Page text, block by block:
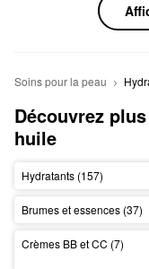
Soins pour la peau
Découvrez
huile
Hydratants (157)
Brumes et essences (37)
Crèmes BB et CC (7)